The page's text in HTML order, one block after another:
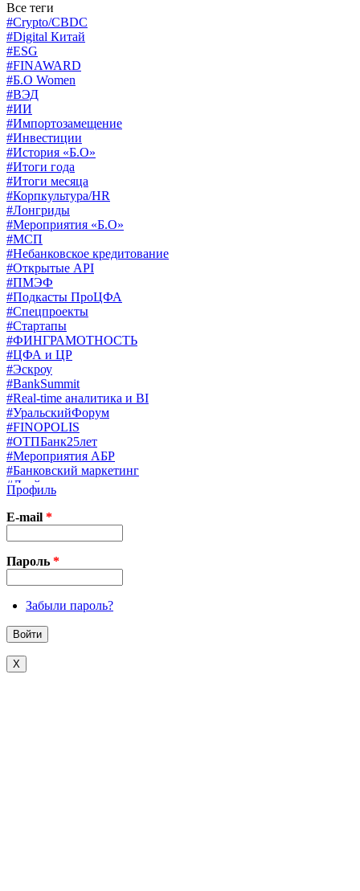
Все теги
#Crypto/CBDC
#Digital Китай
#ESG
#FINAWARD
#Б.О Women
#ВЭД
#ИИ
#Импортозамещение
#Инвестиции
#История «Б.О»
#Итоги года
#Итоги месяца
#Корпкультура/HR
#Лонгриды
#Мероприятия «Б.О»
#МСП
#Небанковское кредитование
#Открытые API
#ПМЭФ
#Подкасты ПроЦФА
#Спецпроекты
#Стартапы
#ФИНГРАМОТНОСТЬ
#ЦФА и ЦР
#Эскроу
#BankSummit
#Real-time аналитика и BI
#УральскийФорум
#FINOPOLIS
#ОТПБанк25лет
#Мероприятия АБР
#Банковский маркетинг
#Драйверы страхования
#Финконгресс ЦБ
#PB&WM
#UX/CX
#Экосистемы
X
Профиль
E-mail *
Пароль *
Забыли пароль?
X